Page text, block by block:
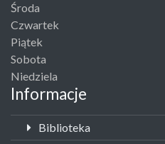
Środa
Czwartek
Piątek
Sobota
Niedziela
Informacje
Biblioteka